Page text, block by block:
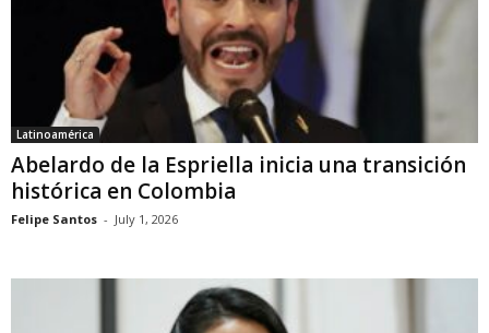
Latinoamérica
Abelardo de la Espriella inicia una transición
histórica en Colombia
Felipe Santos - July 1, 2026